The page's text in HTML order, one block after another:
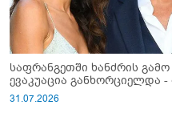
საფრანგეთში ხანძრის
ევაკუაცია განხორციელდა
31.07.2026